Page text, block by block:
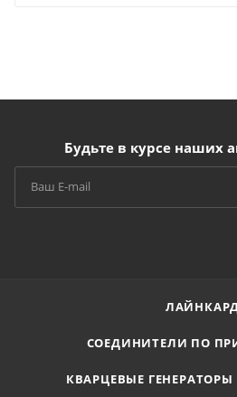
Будьте в курсе наших
СОЕДИНИТЕЛИ ПО
КВАРЦЕВЫЕ